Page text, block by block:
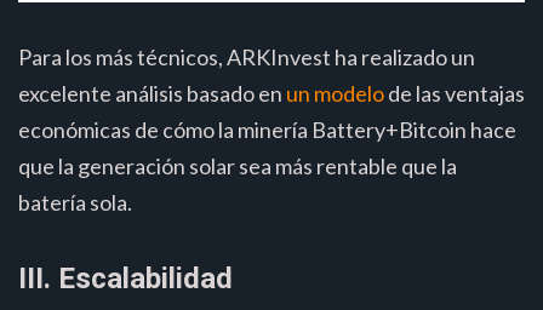
Para los más técnicos, ARKInvest ha realizado un
excelente análisis basado en un modelode las ventajas
económicas de cómo la minería Battery+Bitcoin hace
que la generación solar sea más rentable que la
batería sola.
III. Escalabilidad